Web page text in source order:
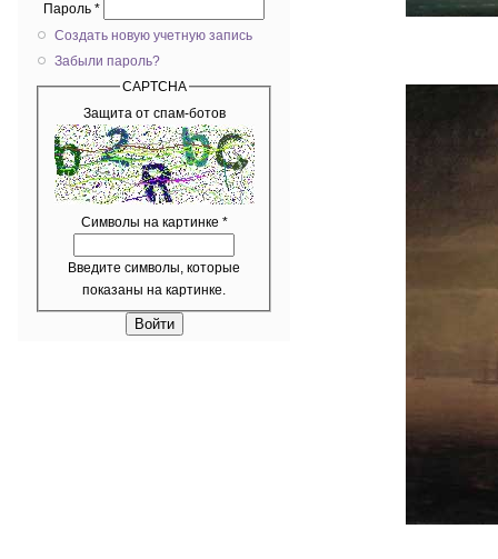
Пароль *
Создать новую учетную запись
Забыли пароль?
CAPTCHA
Защита от спам-ботов
Символы на картинке *
Введите символы, которые
показаны на картинке.